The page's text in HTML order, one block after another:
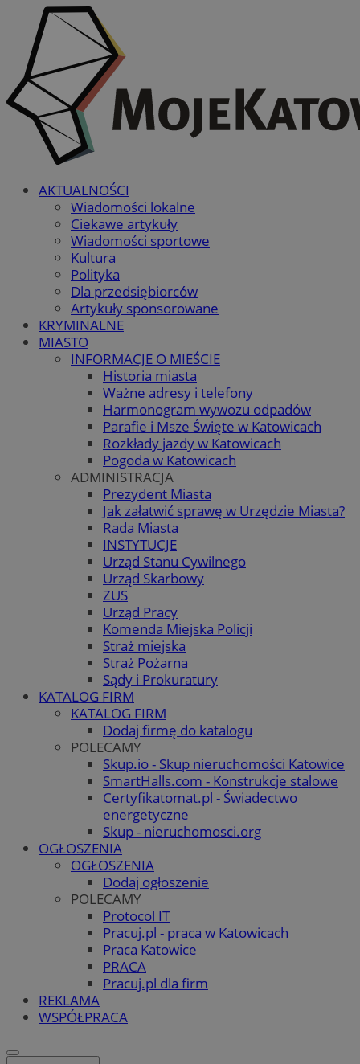
AKTUALNOŚCI
Wiadomości lokalne
Ciekawe artykuły
Wiadomości sportowe
Kultura
Polityka
Dla przedsiębiorców
Artykuły sponsorowane
KRYMINALNE
MIASTO
INFORMACJE O MIEŚCIE
Historia miasta
Ważne adresy i telefony
Harmonogram wywozu odpadów
Parafie i Msze Święte w Katowicach
Rozkłady jazdy w Katowicach
Pogoda w Katowicach
ADMINISTRACJA
Prezydent Miasta
Jak załatwić sprawę w Urzędzie Miasta?
Rada Miasta
INSTYTUCJE
Urząd Stanu Cywilnego
Urząd Skarbowy
ZUS
Urząd Pracy
Komenda Miejska Policji
Straż miejska
Straż Pożarna
Sądy i Prokuratury
KATALOG FIRM
KATALOG FIRM
Dodaj firmę do katalogu
POLECAMY
Skup.io - Skup nieruchomości Katowice
SmartHalls.com - Konstrukcje stalowe
Certyfikatomat.pl - Świadectwo
energetyczne
Skup - nieruchomosci.org
OGŁOSZENIA
OGŁOSZENIA
Dodaj ogłoszenie
POLECAMY
Protocol IT
Pracuj.pl - praca w Katowicach
Praca Katowice
PRACA
Pracuj.pl dla firm
REKLAMA
WSPÓŁPRACA